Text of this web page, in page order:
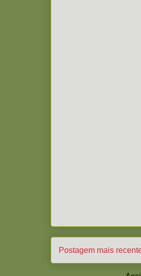
Postagem mais